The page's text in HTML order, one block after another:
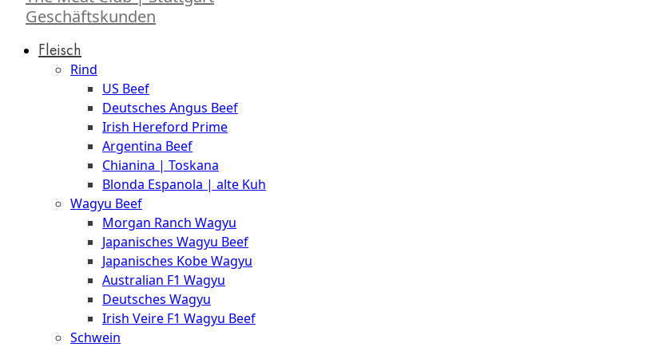
Geschäftskunden
Fleisch
Rind
US Beef
Deutsches Angus Beef
Irish Hereford Prime
Argentina Beef
Chianina | Toskana
Blonda Espanola | alte Kuh
Wagyu Beef
Morgan Ranch Wagyu
Japanisches Wagyu Beef
Japanisches Kobe Wagyu
Australian F1 Wagyu
Deutsches Wagyu
Irish Veire F1 Wagyu Beef
Schwein